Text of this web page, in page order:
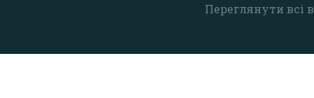
Переглянути всі